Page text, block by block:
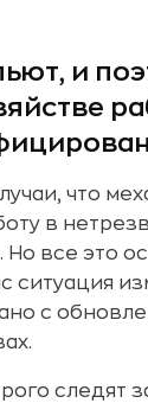
и
что
в
Но все это
ситуация
с
следят